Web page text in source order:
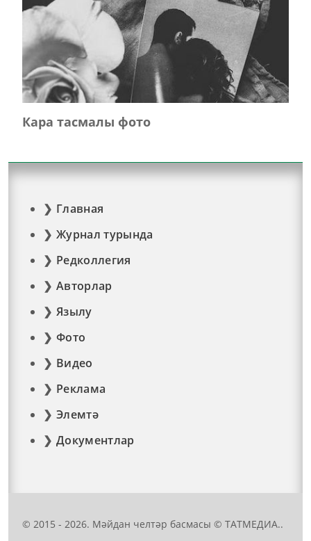
Кара тасмалы фото
Главная
Журнал турында
Редколлегия
Авторлар
Язылу
Фото
Видео
Реклама
Элемтә
Документлар
© 2015 - 2026. Мәйдан челтәр басмасы © ТАТМЕДИА..